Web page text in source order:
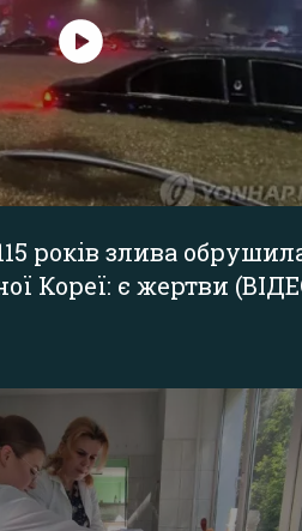
років злива
Кореї: є жертви